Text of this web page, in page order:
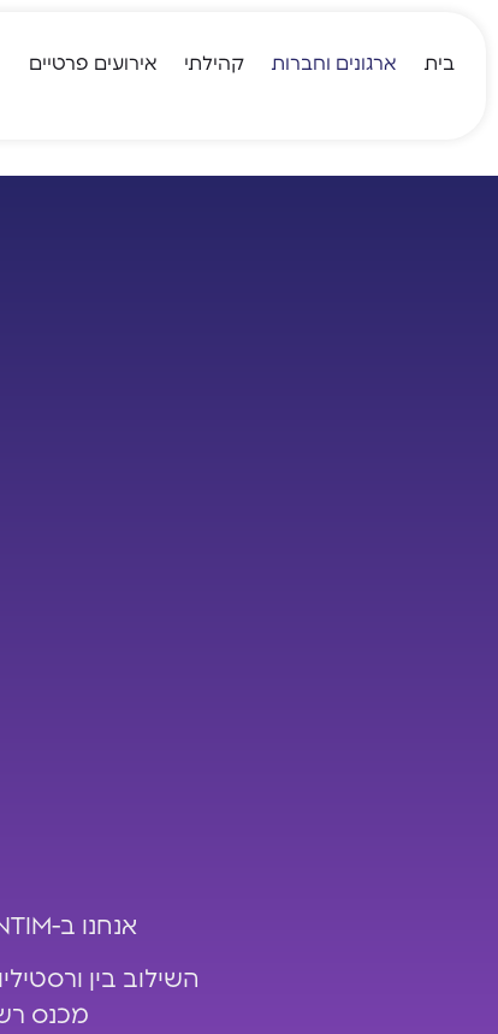
בית ארגונים וחברות קהילתי אירועים פרטיים
אנחנו ב-INVENTIM מתמחים בפיצוח ה-DNA הארגוני שלכם ובהתאמת האנרגיה לקהל.
השילוב בין
מכנס